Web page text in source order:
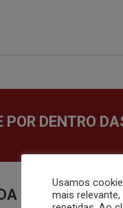
POR DENTRO
Usamos
mais